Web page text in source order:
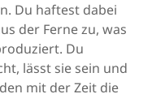
Du haftest dabei
der Ferne zu, was
Du
lässt sie sein und
mit der Zeit die